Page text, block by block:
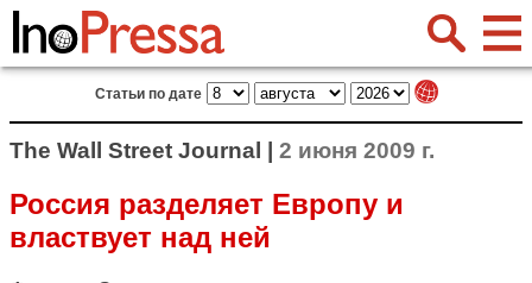
Статьи по дате
The Wall Street Journal | 2 июня 2009 г.
Россия разделяет Европу и
властвует над ней